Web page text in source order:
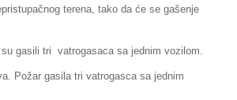
terena, tako da će se gašenje
gasili tri vatrogasaca sa jednim vozilom.
Požar gasila tri vatrogasca sa jednim